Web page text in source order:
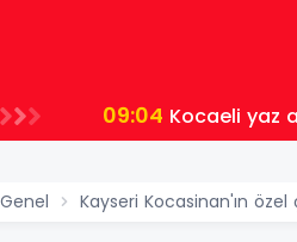
09:04 Kocaeli yaz
Genel Kayseri Kocasinan'ın